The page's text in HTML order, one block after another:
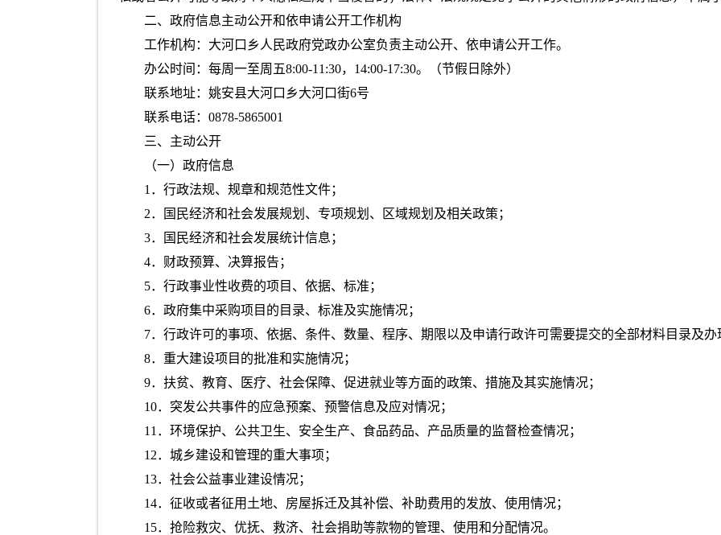
二、政府信息主动公开和依申请公开工作机构
工作机构：大河口乡人民政府党政办公室负责主动公开、依申请公开工作。
办公时间：每周一至周五8:00-11:30，14:00-17:30。（节假日除外）
联系地址：姚安县大河口乡大河口街6号
联系电话：0878-5865001
三、主动公开
（一）政府信息
1．行政法规、规章和规范性文件；
2．国民经济和社会发展规划、专项规划、区域规划及相关政策；
3．国民经济和社会发展统计信息；
4．财政预算、决算报告；
5．行政事业性收费的项目、依据、标准；
6．政府集中采购项目的目录、标准及实施情况；
7．行政许可的事项、依据、条件、数量、程序、期限以及申请行政许可需要提交的全部材料目录及办
8．重大建设项目的批准和实施情况；
9．扶贫、教育、医疗、社会保障、促进就业等方面的政策、措施及其实施情况；
10．突发公共事件的应急预案、预警信息及应对情况；
11．环境保护、公共卫生、安全生产、食品药品、产品质量的监督检查情况；
12．城乡建设和管理的重大事项；
13．社会公益事业建设情况；
14．征收或者征用土地、房屋拆迁及其补偿、补助费用的发放、使用情况；
15．抢险救灾、优抚、救济、社会捐助等款物的管理、使用和分配情况。